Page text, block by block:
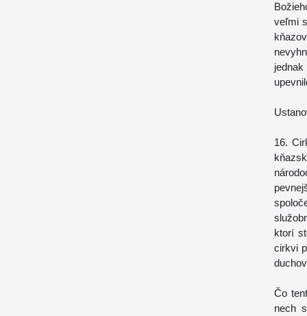
veľmi
16.
ktorí
cirkvi
Čo
nech